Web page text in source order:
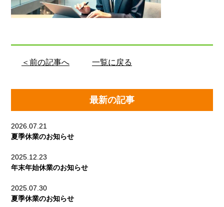
＜前の記事へ 一覧に戻る
最新の記事
2026.07.21
夏季休業のお知らせ
2025.12.23
年末年始休業のお知らせ
2025.07.30
夏季休業のお知らせ